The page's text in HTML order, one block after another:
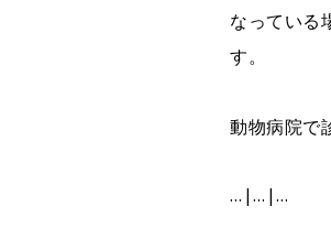
なっている
す。
動物病院で
…|…|…